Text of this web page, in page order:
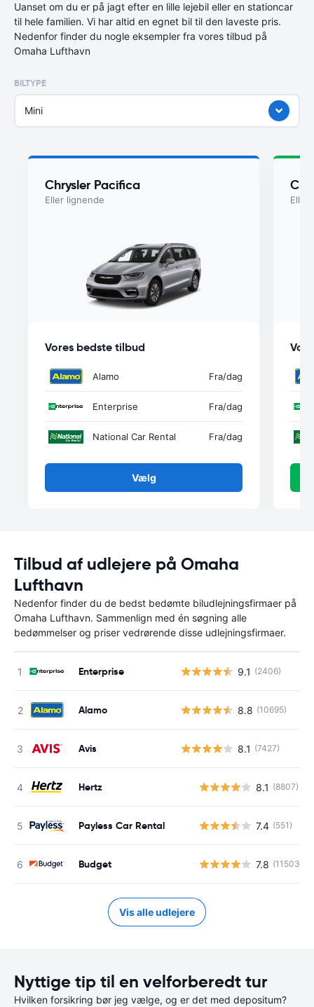
Uanset om du er på jagt efter en lille lejebil eller en stationcar
til hele familien. Vi har altid en egnet bil til den laveste pris.
Nedenfor finder du nogle eksempler fra vores tilbud på
Omaha Lufthavn
BILTYPE
Mini
Chrysler Pacifica
Eller lignende
Vores bedste tilbud
Alamo Fra/dag
Enterprise Fra/dag
National Car Rental Fra/dag
Vælg
Eller
Tilbud af udlejere på Omaha
Lufthavn
Nedenfor finder du de bedst bedømte biludlejningsfirmaer på
Omaha Lufthavn. Sammenlign med én søgning alle
bedømmelser og priser vedrørende disse udlejningsfirmaer.
Enterprise 9.1 (2406)
Alamo 8.8 (10695)
Avis 8.1 (7427)
Hertz 8.1 (8807)
Payless Car Rental 7.4 (551)
Budget 7.8 (11503)
Vis alle udlejere
Nyttige tip til en velforberedt tur
Hvilken forsikring bør jeg vælge, og er det med depositum?